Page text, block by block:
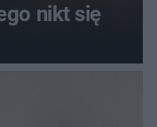
nikt się